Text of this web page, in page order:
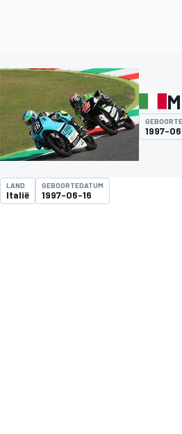
1997-
LAND
Italië
GEBOORTEDATUM
1997-06-16